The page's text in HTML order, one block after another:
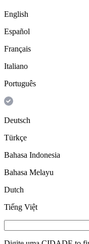
English
Español
Français
Italiano
Português
Deutsch
Türkçe
Bahasa Indonesia
Bahasa Melayu
Dutch
Tiếng Việt